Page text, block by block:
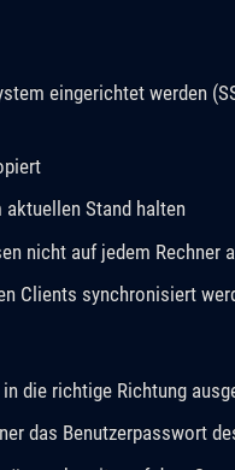
eingerichtet werden
aktuellen Stand halten
nicht auf jedem Rechner
Clients synchronisiert
die richtige Richtung
das Benutzerpasswort